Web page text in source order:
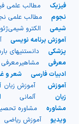
فیزیک
مطالب علمی
نجوم
مطالب علمی
شیمی
الکترو شیمی
آموزش برنامه نویسی
پزشکی
دانستنیهای
معرفی
مشاهیر
ادبیات فارسی
شعر و
آموزش
زبان
آموزش زبان
آلمانی
مشاوره
مشاوره
ویدیو
آموزش ریاضی